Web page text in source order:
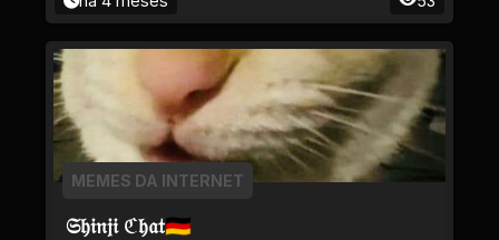
𝔖𝔥𝔦𝔫𝔧𝔦 ℭ𝔥𝔞𝔱🇩🇪
MEMES DA INTERNET